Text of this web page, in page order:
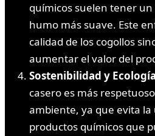
químicos suelen tener
humo más suave. Este
calidad de los cogollos
aumentar el valor del
Sostenibilidad y
casero es más
ambiente, ya que evita la
productos químicos que